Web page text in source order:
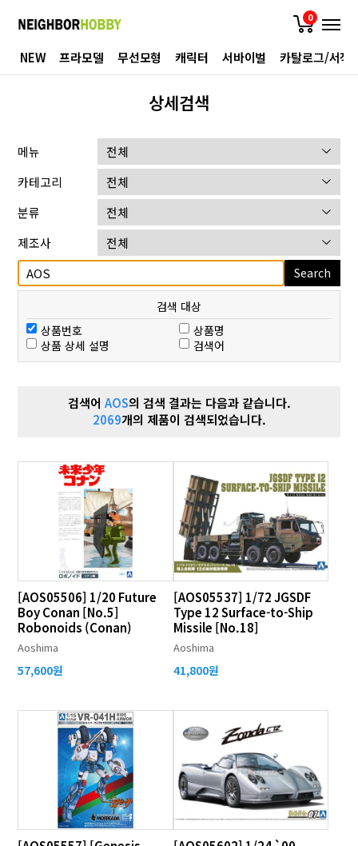
0
NEW 프라모델 무선모형 캐릭터 서바이벌 카탈로그/서적
상세검색
메뉴
카테고리
분류
제조사
Search
검색 대상
상품번호
상품명
상품 상세 설명
검색어
검색어 AOS의 검색 결과는 다음과 같습니다.
2069개의 제품이 검색되었습니다.
[AOS05506] 1/20 Future
Boy Conan [No.5]
Robonoids (Conan)
Aoshima
57,600원
[AOS05537] 1/72 JGSDF
Type 12 Surface-to-Ship
Missile [No.18]
Aoshima
41,800원